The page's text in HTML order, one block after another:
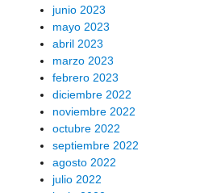
junio 2023
mayo 2023
abril 2023
marzo 2023
febrero 2023
diciembre 2022
noviembre 2022
octubre 2022
septiembre 2022
agosto 2022
julio 2022